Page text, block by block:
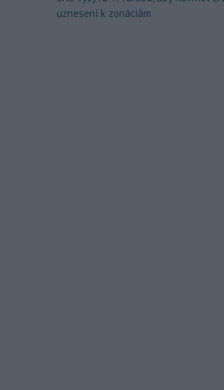
uznesení k zonáciám